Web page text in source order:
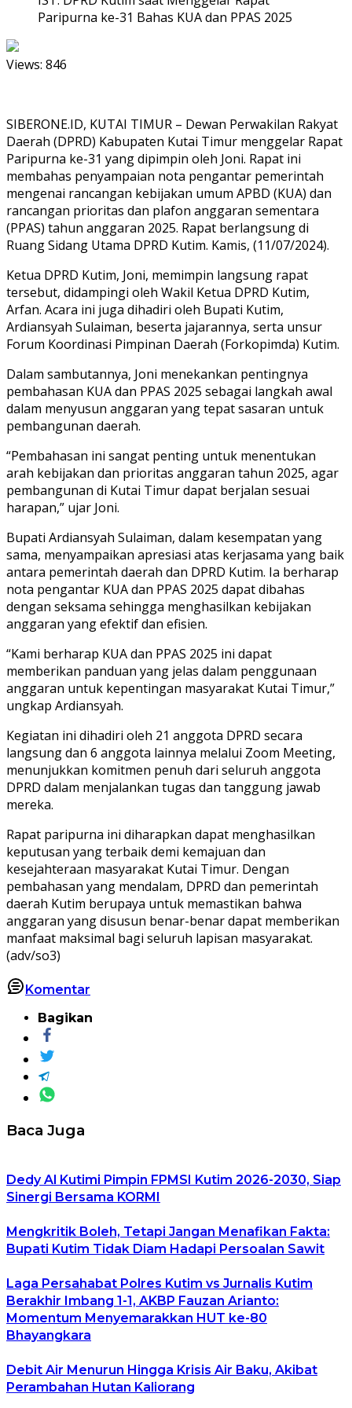
Paripurna ke-31 Bahas KUA dan PPAS 2025
Views: 846
SIBERONE.ID, KUTAI TIMUR – Dewan Perwakilan Rakyat
Daerah (DPRD) Kabupaten Kutai Timur menggelar Rapat
Paripurna ke-31 yang dipimpin oleh Joni. Rapat ini
membahas penyampaian nota pengantar pemerintah
mengenai rancangan kebijakan umum APBD (KUA) dan
rancangan prioritas dan plafon anggaran sementara
(PPAS) tahun anggaran 2025. Rapat berlangsung di
Ruang Sidang Utama DPRD Kutim. Kamis, (11/07/2024).
Ketua DPRD Kutim, Joni, memimpin langsung rapat
tersebut, didampingi oleh Wakil Ketua DPRD Kutim,
Arfan. Acara ini juga dihadiri oleh Bupati Kutim,
Ardiansyah Sulaiman, beserta jajarannya, serta unsur
Forum Koordinasi Pimpinan Daerah (Forkopimda) Kutim.
Dalam sambutannya, Joni menekankan pentingnya
pembahasan KUA dan PPAS 2025 sebagai langkah awal
dalam menyusun anggaran yang tepat sasaran untuk
pembangunan daerah.
“Pembahasan ini sangat penting untuk menentukan
arah kebijakan dan prioritas anggaran tahun 2025, agar
pembangunan di Kutai Timur dapat berjalan sesuai
harapan,” ujar Joni.
Bupati Ardiansyah Sulaiman, dalam kesempatan yang
sama, menyampaikan apresiasi atas kerjasama yang baik
antara pemerintah daerah dan DPRD Kutim. Ia berharap
nota pengantar KUA dan PPAS 2025 dapat dibahas
dengan seksama sehingga menghasilkan kebijakan
anggaran yang efektif dan efisien.
“Kami berharap KUA dan PPAS 2025 ini dapat
memberikan panduan yang jelas dalam penggunaan
anggaran untuk kepentingan masyarakat Kutai Timur,”
ungkap Ardiansyah.
Kegiatan ini dihadiri oleh 21 anggota DPRD secara
langsung dan 6 anggota lainnya melalui Zoom Meeting,
menunjukkan komitmen penuh dari seluruh anggota
DPRD dalam menjalankan tugas dan tanggung jawab
mereka.
Rapat paripurna ini diharapkan dapat menghasilkan
keputusan yang terbaik demi kemajuan dan
kesejahteraan masyarakat Kutai Timur. Dengan
pembahasan yang mendalam, DPRD dan pemerintah
daerah Kutim berupaya untuk memastikan bahwa
anggaran yang disusun benar-benar dapat memberikan
manfaat maksimal bagi seluruh lapisan masyarakat.
(adv/so3)
Komentar
Bagikan
Baca Juga
Dedy Al Kutimi Pimpin FPMSI Kutim 2026-2030, Siap
Sinergi Bersama KORMI
Mengkritik Boleh, Tetapi Jangan Menafikan Fakta:
Bupati Kutim Tidak Diam Hadapi Persoalan Sawit
Laga Persahabat Polres Kutim vs Jurnalis Kutim
Berakhir Imbang 1-1, AKBP Fauzan Arianto:
Momentum Menyemarakkan HUT ke-80
Bhayangkara
Debit Air Menurun Hingga Krisis Air Baku, Akibat
Perambahan Hutan Kaliorang